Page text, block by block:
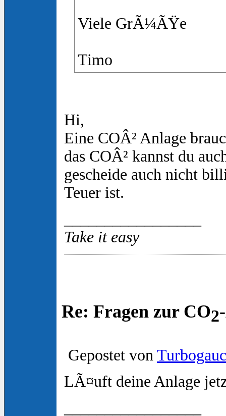
Viele GrÃ¼ÃŸe
Timo
Hi,
Eine COÂ² Anlage
das COÂ² kannst du
gescheide auch nicht
Teuer ist.
Take it easy
Re: Fragen zur CO2
Gepostet von
LÃ¤uft deine Anlage